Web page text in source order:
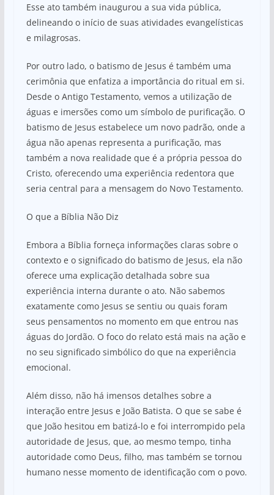
Esse ato também inaugurou a sua vida pública,
delineando o início de suas atividades evangelísticas
e milagrosas.
Por outro lado, o batismo de Jesus é também uma
cerimônia que enfatiza a importância do ritual em si.
Desde o Antigo Testamento, vemos a utilização de
águas e imersões como um símbolo de purificação. O
batismo de Jesus estabelece um novo padrão, onde a
água não apenas representa a purificação, mas
também a nova realidade que é a própria pessoa do
Cristo, oferecendo uma experiência redentora que
seria central para a mensagem do Novo Testamento.
O que a Bíblia Não Diz
Embora a Bíblia forneça informações claras sobre o
contexto e o significado do batismo de Jesus, ela não
oferece uma explicação detalhada sobre sua
experiência interna durante o ato. Não sabemos
exatamente como Jesus se sentiu ou quais foram
seus pensamentos no momento em que entrou nas
águas do Jordão. O foco do relato está mais na ação e
no seu significado simbólico do que na experiência
emocional.
Além disso, não há imensos detalhes sobre a
interação entre Jesus e João Batista. O que se sabe é
que João hesitou em batizá-lo e foi interrompido pela
autoridade de Jesus, que, ao mesmo tempo, tinha
autoridade como Deus, filho, mas também se tornou
humano nesse momento de identificação com o povo.